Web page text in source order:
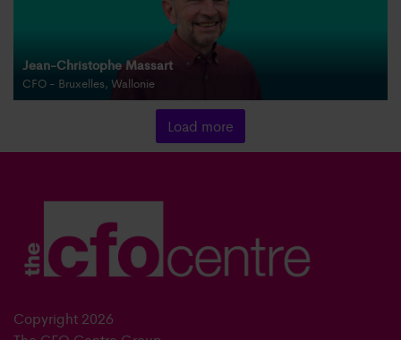
Jean-Christophe Massart
CFO - Bruxelles, Wallonie
Load more
Copyright 2026